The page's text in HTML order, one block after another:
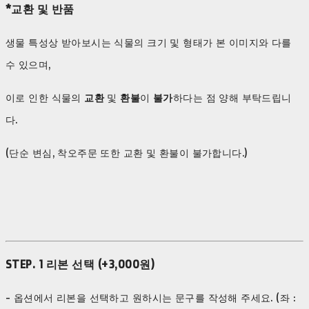
*교환 및 반품
생물 특성상 받아보시는 식물의 크기 및 형태가 본 이미지와 다를
수 있으며,
이로 인한 식물의 교환및 환불이 불가하다는 점 양해 부탁드립니
다.
(단순 변심, 착오주문 또한 교환 및 환불이 불가합니다.)
STEP. 1 리본 선택 (+3,000원)
- 옵션에서 리본을 선택하고 원하시는 문구를 작성해 주세요. (좌 :